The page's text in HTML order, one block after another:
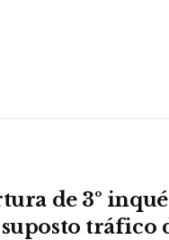
de 3º
tráfico